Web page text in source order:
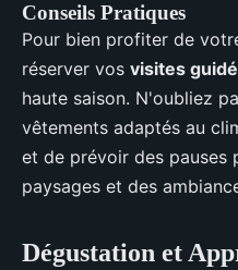
Conseils Pratiques
Pour bien profiter de
réserver vos visites
haute saison. N'oubliez
vêtements adaptés au
et de prévoir des pauses
paysages et des
Dégustation et